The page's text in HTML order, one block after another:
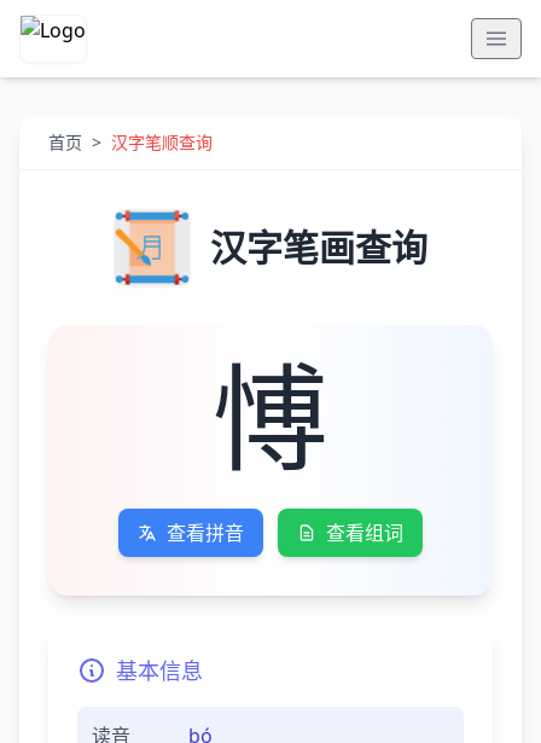
首页 > 汉字笔顺查询
汉字笔画查询
愽
查看拼音 查看组词
基本信息
读音 bó